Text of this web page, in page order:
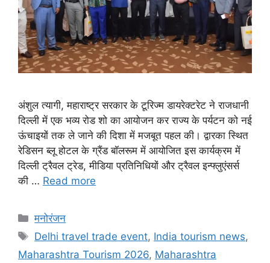
अंशुल त्यागी, महाराष्ट्र सरकार के टूरिज्म डायरेक्टरेट ने राजधानी
दिल्ली में एक भव्य रोड शो का आयोजन कर राज्य के पर्यटन को नई
ऊंचाइयों तक ले जाने की दिशा में मजबूत पहल की। द्वारका स्थित
रेडिसन ब्लू होटल के ग्रैंड बॉलरूम में आयोजित इस कार्यक्रम में
दिल्ली ट्रैवल ट्रेड, मीडिया प्रतिनिधियों और ट्रैवल इन्फ्लुएंसर्स
की … Read more
मनोरंजन
Delhi travel trade event, India tourism news,
Maharashtra Tourism 2026, Maharashtra